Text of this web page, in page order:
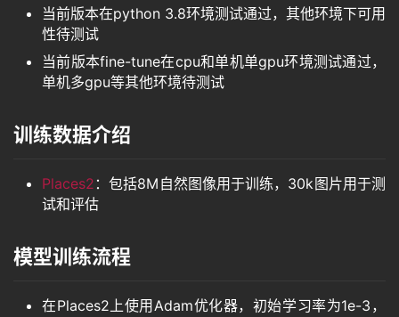
当前版本在python 3.8环境测试通过，其他环境下可用
性待测试
当前版本fine-tune在cpu和单机单gpu环境测试通过，
单机多gpu等其他环境待测试
训练数据介绍
Places2 ：包括8M自然图像用于训练，30k图片用于测
试和评估
模型训练流程
在Places2上使用Adam优化器，初始学习率为1e-3，